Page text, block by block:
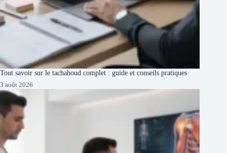
Tout savoir sur le tachahoud complet : guide et conseils pratiques
3 août 2026